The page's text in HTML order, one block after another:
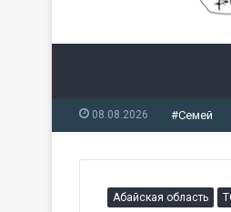
08.08.2026 #Семей
Абайская область